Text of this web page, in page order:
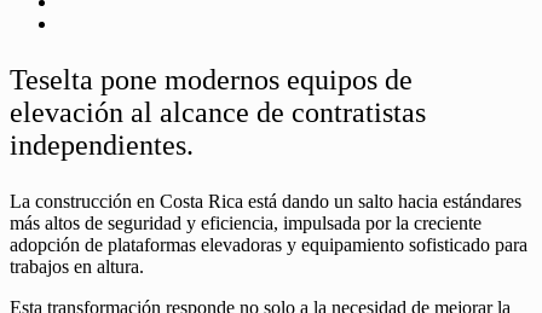
Teselta pone modernos equipos de
elevación al alcance de contratistas
independientes.
La construcción en Costa Rica está dando un salto hacia estándares
más altos de seguridad y eficiencia, impulsada por la creciente
adopción de plataformas elevadoras y equipamiento sofisticado para
trabajos en altura.
Esta transformación responde no solo a la necesidad de mejorar la